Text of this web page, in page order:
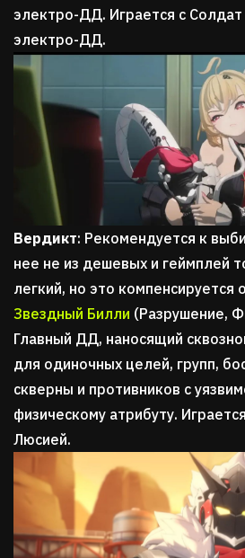
электро-ДД. Играется с
электро-ДД.
Вердикт: Рекомендуется к
нее не из дешевых и геймплей
легкий, но это компенсируется
Звездный Билли (Разрушение,
Главный ДД, наносящий
для одиночных целей, групп,
скверны и противников с
физическому атрибуту.
Люсией.